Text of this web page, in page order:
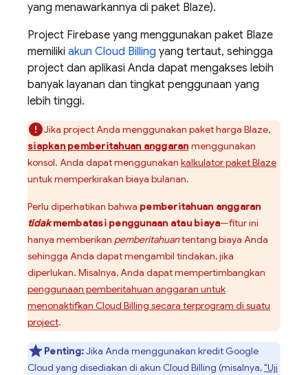
yang menawarkannya di paket Blaze).
Project Firebase yang menggunakan paket Blaze
memiliki akun Cloud Billing yang tertaut, sehingga
project dan aplikasi Anda dapat mengakses lebih
banyak layanan dan tingkat penggunaan yang
lebih tinggi.
Jika project Anda menggunakan paket harga Blaze,
siapkan pemberitahuan anggaran menggunakan
konsol. Anda dapat menggunakan kalkulator paket Blaze
untuk memperkirakan biaya bulanan.
Perlu diperhatikan bahwa pemberitahuan anggaran
tidakmembatasi penggunaan atau biaya—fitur ini
hanya memberikan pemberitahuantentang biaya Anda
sehingga Anda dapat mengambil tindakan, jika
diperlukan. Misalnya, Anda dapat mempertimbangkan
penggunaan pemberitahuan anggaran untuk
menonaktifkan Cloud Billing secara terprogram di suatu
project.
Penting:Jika Anda menggunakan kredit Google
Cloud yang disediakan di akun Cloud Billing (misalnya,"Uji